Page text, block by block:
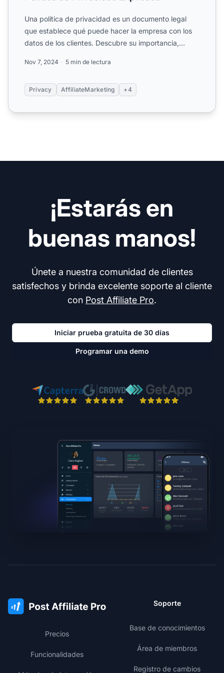
Una política de privacidad es un documento legal
que establece qué puede hacer la empresa con los
datos de los clientes. Descubre su importancia,
Nov 7, 2024 5 min de lectura
Privacy AffiliateMarketing +4
¡Estarás en
buenas manos!
Únete a nuestra comunidad de clientes
satisfechos y brinda excelente soporte al cliente
con Post Affiliate Pro.
Iniciar prueba gratuita de 30 días
Programar una demo
Precios
Funcionalidades
Soporte
Base de conocimientos
Área de miembros
Registro de cambios